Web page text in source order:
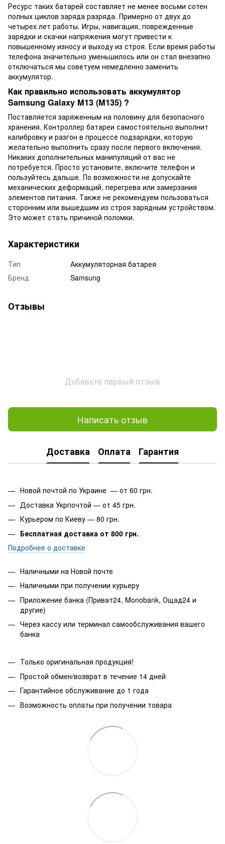
Ресурс таких батарей составляет не менее восьми сотен
полных циклов заряда разряда. Примерно от двух до
четырех лет работы. Игры, навигация, поврежденные
зарядки и скачки напряжения могут привести к
повышенному износу и выходу из строя. Если время работы
телефона значительно уменьшилось или он стал внезапно
отключаться мы советуем немедленно заменить
аккумулятор.
Как правильно использовать аккумулятор
Samsung Galaxy M13 (M135) ?
Поставляется заряженным на половину для безопасного
хранения. Контроллер батареи самостоятельно выполнит
калибровку и разгон в процессе подзарядки, которую
желательно выполнить сразу после первого включения.
Никаких дополнительных манипуляций от вас не
потребуется. Просто установите, включите телефон и
пользуйтесь дальше. По возможности не допускайте
механических деформаций, перегрева или замерзания
элементов питания. Также не рекомендуем пользоваться
сторонним или вышедшим из строя зарядным устройством.
Это может стать причиной поломки.
Характеристики
Тип
Аккумуляторная батарея
Бренд
Samsung
Отзывы
Добавьте первый отзыв
Написать отзыв
Доставка Оплата Гарантия
Новой почтой по Украине — от 60 грн.
Доставка Укрпочтой — от 45 грн.
Курьером по Киеву — 80 грн.
Бесплатная доставка от 800 грн.
Подробнее о доставке
Наличными на Новой почте
Наличными при получении курьеру
Приложение банка (Приват24, Monobank, Ощад24 и
другие)
Через кассу или терминал самообслуживания вашего
банка
Только оригинальная продукция!
Простой обмен/возврат в течение 14 дней
Гарантийное обслуживание до 1 года
Возможность оплаты при получении товара